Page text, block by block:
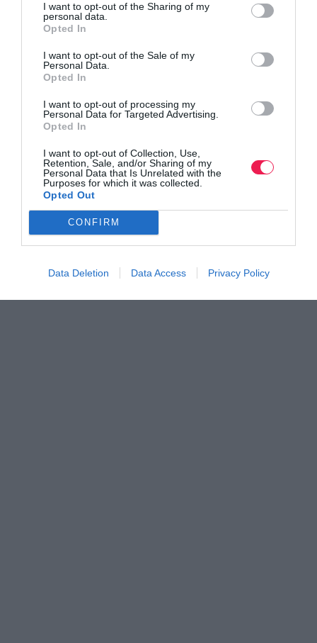
I want to opt-out of the Sharing of my
personal data.
Opted In
I want to opt-out of the Sale of my
Personal Data.
Opted In
I want to opt-out of processing my
Personal Data for Targeted Advertising.
Opted In
I want to opt-out of Collection, Use,
Retention, Sale, and/or Sharing of my
Personal Data that Is Unrelated with the
Purposes for which it was collected.
Opted Out
CONFIRM
Data Deletion Data Access Privacy Policy
Kαταγραφή προπονητικού φορτίου για δρομείς
τα δεδομένα στις προπονήσεις σας!